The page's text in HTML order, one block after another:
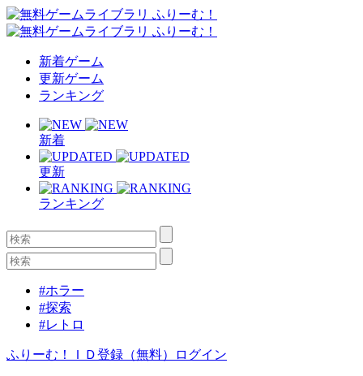
新着ゲーム
更新ゲーム
ランキング
新着
更新
ランキング
#ホラー
#探索
#レトロ
ふりーむ！ＩＤ登録（無料） ログイン